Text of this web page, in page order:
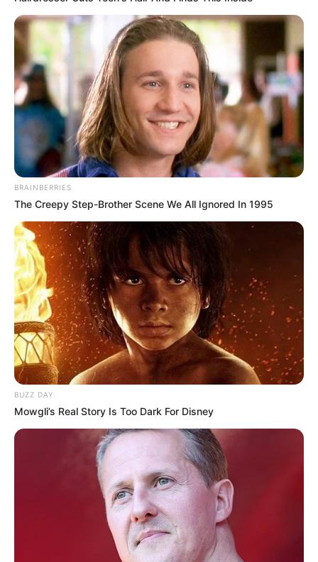
BRAINBERRIES
The Creepy Step-Brother Scene We All Ignored In 1995
BUZZ DAY
Mowgli’s Real Story Is Too Dark For Disney